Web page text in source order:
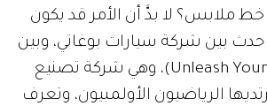
خط ملابس؟ لا بدَّ أن الأمر قد يكون
بين شركة سيارات بوغاتي، وبين
دار أزياء (Unleash Your Nature)، وهي شركة تصنيع
الرياضيون الأولمبيون، وتعرف